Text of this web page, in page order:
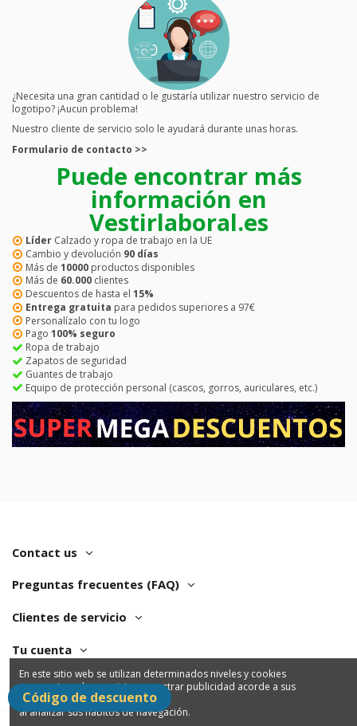
¿Necesita una gran cantidad o le gustaría utilizar nuestro servicio de
logotipo? ¡Aucun problema!
Nuestro cliente de servicio solo le ayudará durante unas horas.
Formulario de contacto >>
Puede encontrar más
información en
Vestirlaboral.es
Líder Calzado y ropa de trabajo en la UE
Cambio y devolución 90 días
Más de 10000 productos disponibles
Más de 60.000 clientes
Descuentos de hasta el 15%
Entrega gratuita para pedidos superiores a 97€
Personalízalo con tu logo
Pago 100% seguro
Ropa de trabajo
Zapatos de seguridad
Guantes de trabajo
Equipo de protección personal (cascos, gorros, auriculares, etc.)
Contact us
Preguntas frecuentes (FAQ)
Clientes de servicio
Tu cuenta
En este sitio web se utilizan determinados niveles y cookies
para mejorar los servicios y mostrar publicidad acorde a sus
preferencias
al analizar sus hábitos de navegación.
Código de descuento